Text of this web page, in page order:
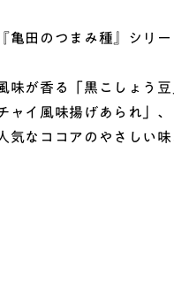
田のつまみ種』シリ
が香る「黒こしょう
イ風味揚げあられ」
気なココアのやさしい